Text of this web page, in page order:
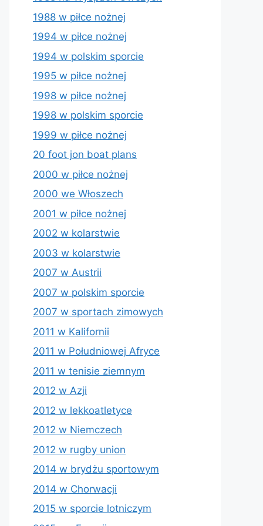
1988 w piłce nożnej
1994 w piłce nożnej
1994 w polskim sporcie
1995 w piłce nożnej
1998 w piłce nożnej
1998 w polskim sporcie
1999 w piłce nożnej
20 foot jon boat plans
2000 w piłce nożnej
2000 we Włoszech
2001 w piłce nożnej
2002 w kolarstwie
2003 w kolarstwie
2007 w Austrii
2007 w polskim sporcie
2007 w sportach zimowych
2011 w Kalifornii
2011 w Południowej Afryce
2011 w tenisie ziemnym
2012 w Azji
2012 w lekkoatletyce
2012 w Niemczech
2012 w rugby union
2014 w brydżu sportowym
2014 w Chorwacji
2015 w sporcie lotniczym